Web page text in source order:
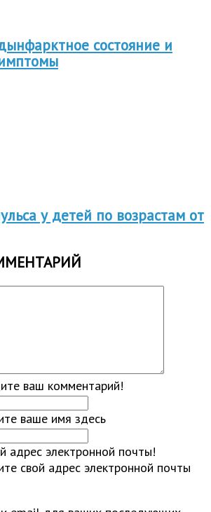
состояние и
у детей по возрастам от
ваш комментарий!
ваше имя здесь
адрес электронной почты!
свой адрес электронной почты